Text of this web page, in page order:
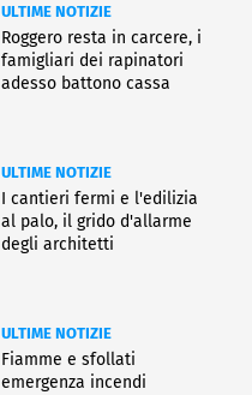
ULTIME NOTIZIE
Roggero resta in carcere, i
famigliari dei rapinatori
adesso battono cassa
ULTIME NOTIZIE
I cantieri fermi e l'edilizia
al palo, il grido d'allarme
degli architetti
ULTIME NOTIZIE
Fiamme e sfollati
emergenza incendi